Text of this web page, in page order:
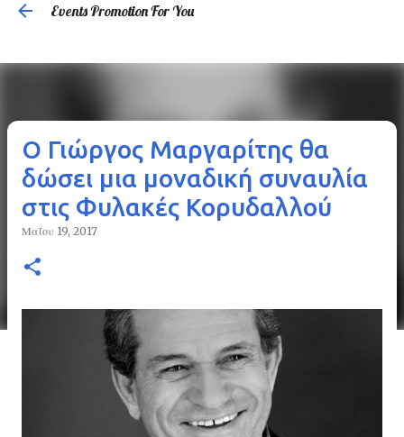
Events Promotion For You
Ο Γιώργος Μαργαρίτης θα
δώσει μια μοναδική συναυλία
στις Φυλακές Κορυδαλλού
Μαΐου 19, 2017